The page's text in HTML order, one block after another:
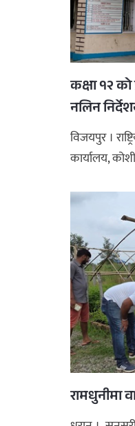
कक्षा १२
नलिन
विजयपुर ।
कार्यालय,
रामधुनीमा